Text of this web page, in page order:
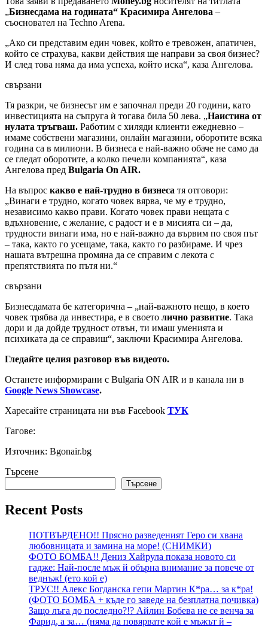
„Бизнесдама на годината“ Красимира Ангелова –
съосновател на Techno Arena.
„Ако си представим един човек, който е тревожен, апатичен,
който се страхува, какви действия ще направи за своя бизнес?
И след това няма да има успеха, който иска“, каза Ангелова.
свързани
Тя разкри, че бизнесът им е започнал преди 20 години, като
инвестицията на съпруга ѝ тогава била 50 лева. „Наистина от
нулата тръгваш. Работим с хиляди клиенти ежедневно –
имаме собствени магазини, онлайн магазини, оборотите всяка
година са в милиони. В бизнеса е най-важно обаче не само да
се гледат оборотите, а колко печели компанията“, каза
Ангелова пред Bulgaria On AIR.
На въпрос какво е най-трудно в бизнеса тя отговори:
„Винаги е трудно, когато човек вярва, че му е трудно,
независимо какво прави. Когато човек прави нещата с
вдъхновение, с желание, с радост и е в мисията си – да,
трудности винаги има, но е най-важно да вървим по своя път
– така, както го усещаме, така, както го разбираме. И чрез
нашата вътрешна промяна да се справим с лекота с
препятствията по пътя ни.“
свързани
Бизнесдамата бе категорична – „най-важното нещо, в което
човек трябва да инвестира, е в своето лично развитие. Така
дори и да дойде трудност отвън, ти имаш уменията и
психиката да се справиш“, заключи Красимира Ангелова.
Гледайте целия разговор във видеото.
Останете информирани с Bulgaria ON AIR и в канала ни в
Google News Showcase.
Харесайте страницата ни във Facebook ТУК
Тагове:
Източник: Bgonair.bg
Търсене
Търсене
Recent Posts
ПОТВЪРДЕНО!! Прясно разведеният Геро си хвана
любовницата и замина на море! (СНИМКИ)
ФОТО БОМБА!! Дениз Хайрула показа новото си
гадже: Най-после мъж й обърна внимание за повече от
веднъж! (ето кой е)
ТРУС!! Алекс Богданска гепи Мартин К*ра… за к*ра!
(ФОТО БОМБА + къде го заведе на безплатна почивка)
Защо лъга до последно?!? Айлин Бобева не се венча за
Фарид, а за… (няма да повярвате кой е мъжът й –